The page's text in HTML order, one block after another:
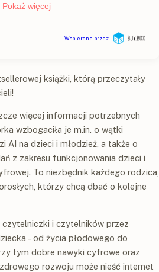
książki, którą przeczytały
więcej informacji potrzebnych
wzbogaciła je m.in. o wątki
AI na dzieci i młodzież, a także o
z zakresu funkcjonowania dzieci i
To niezbędnik każdego rodzica,
którzy chcą dbać o kolejne
i czytelników przez
– od życia płodowego do
tym dobre nawyki cyfrowe oraz
rozwoju może nieść internet